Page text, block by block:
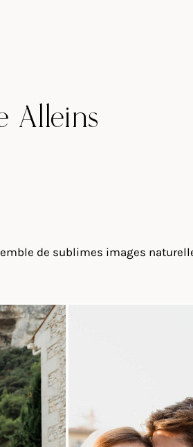
Alleins
de sublimes images